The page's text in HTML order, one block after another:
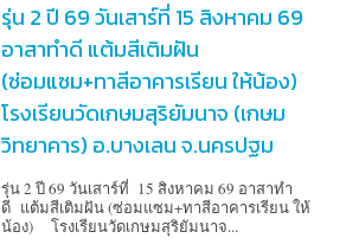
รุ่น 2 ปี 69 วันเสาร์ที่ 15 สิงหาคม 69
อาสาทำดี แต้มสีเติมฝัน
(ซ่อมแซม+ทาสีอาคารเรียน ให้น้อง)
โรงเรียนวัดเกษมสุริยัมนาจ (เกษม
วิทยาคาร) อ.บางเลน จ.นครปฐม
รุ่น 2 ปี 69 วันเสาร์ที่ 15 สิงหาคม 69 อาสาทำ
ดี แต้มสีเติมฝัน (ซ่อมแซม+ทาสีอาคารเรียน ให้
น้อง) โรงเรียนวัดเกษมสุริยัมนาจ...